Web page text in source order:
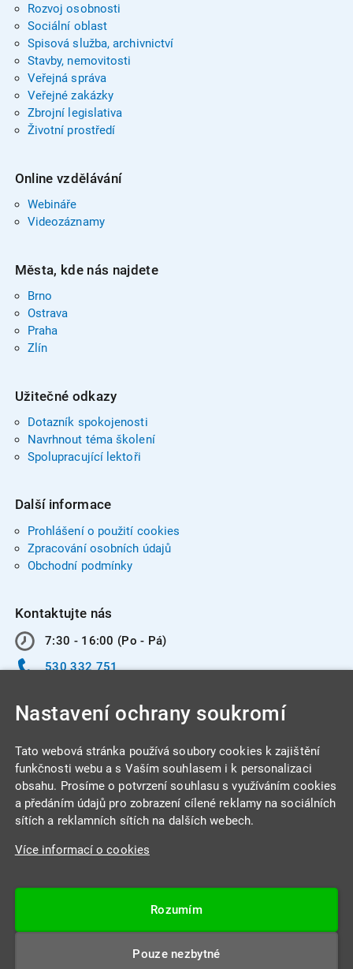
Rozvoj osobnosti
Sociální oblast
Spisová služba, archivnictví
Stavby, nemovitosti
Veřejná správa
Veřejné zakázky
Zbrojní legislativa
Životní prostředí
Online vzdělávání
Webináře
Videozáznamy
Města, kde nás najdete
Brno
Ostrava
Praha
Zlín
Užitečné odkazy
Dotazník spokojenosti
Navrhnout téma školení
Spolupracující lektoři
Další informace
Prohlášení o použití cookies
Zpracování osobních údajů
Obchodní podmínky
Kontaktujte nás
7:30 - 16:00 (Po - Pá)
530 332 751
INTEGRA CENTRUM s.r.o.
Jabloňová 662/7
Datová schránka: 4beca6d
Nastavení ochrany soukromí
Tato webová stránka používá soubory cookies k zajištění
funkčnosti webu a s Vaším souhlasem i k personalizaci
obsahu. Prosíme o potvrzení souhlasu s využíváním cookies
a předáním údajů pro zobrazení cílené reklamy na sociálních
sítích a reklamních sítích na dalších webech.
Více informací o cookies
Rozumím
Pouze nezbytné